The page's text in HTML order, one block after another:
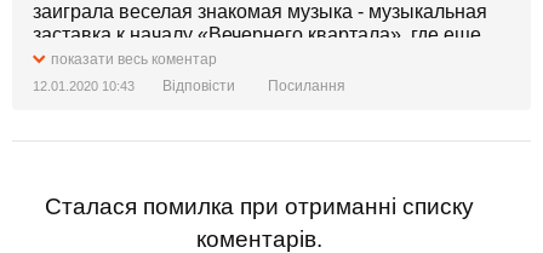
заиграла веселая знакомая музыка - музыкальная
заставка к началу «Вечернего квартала», где еще
актер Зеленский в главной роли идет и улыбается.
Это «выступление» преЗЕдента Зеленского,
Не думал, что кому-то, в голову придет оставить
юмористический концерт в сетке. Однако это
реальность... Плевать на горе...чужое горе!
показати весь коментар
12.01.2020 10:43 Відповісти Посилання
Сталася помилка при отриманні списку
коментарів.